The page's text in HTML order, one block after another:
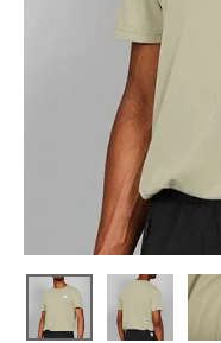
お問い合わせ
メルマガ登録
特定商取引法
プライバシーポリシー